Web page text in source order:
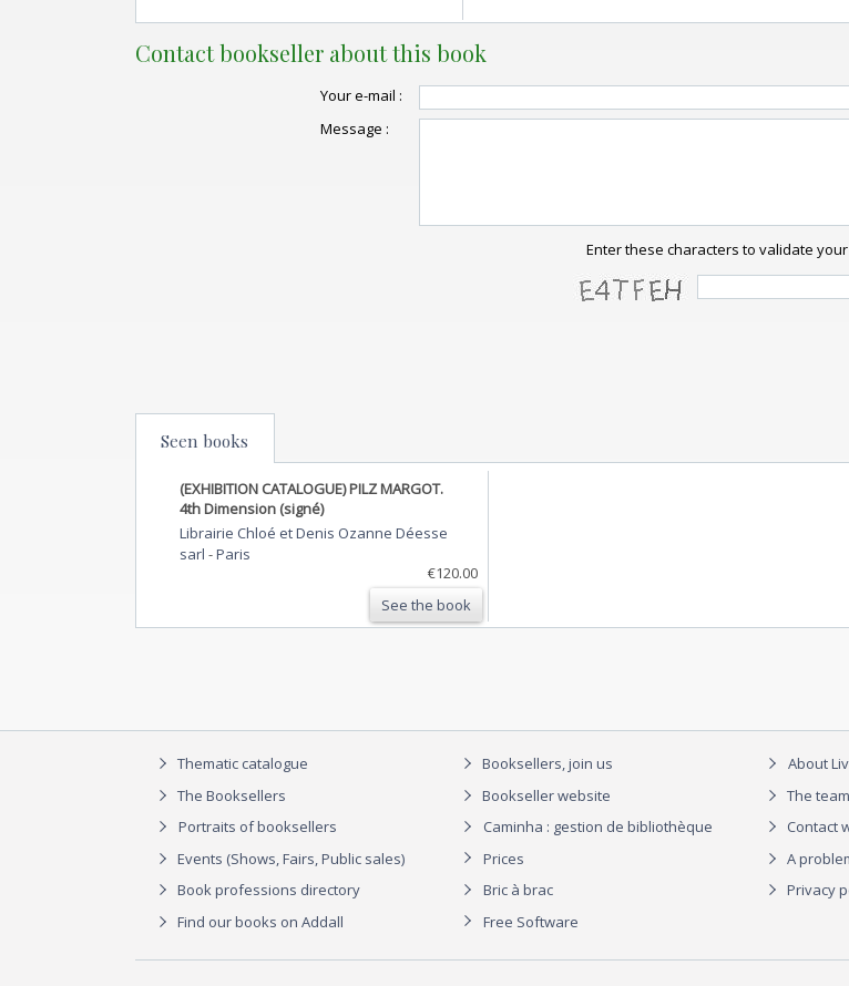
Contact bookseller about this book
Your e-mail :
Message :
Enter these characters to validate
Seen books
(EXHIBITION CATALOGUE) PILZ MARGOT.
4th Dimension (signé)
Librairie Chloé et Denis Ozanne Déesse
sarl -Paris
€120.00
See the book
Thematic catalogue
The Booksellers
Portraits of booksellers
Events (Shows, Fairs, Public sales)
Book professions directory
Find our books on Addall
Booksellers, join us
Bookseller website
Caminha : gestion de bibliothèque
Prices
Bric à brac
Free Software
About
The
Contact
A
Privacy